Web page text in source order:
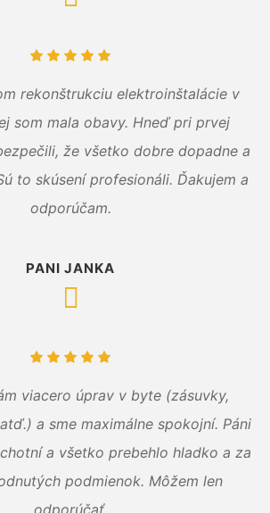
rekonštrukciu elektroinštalácie v
som mala obavy. Hneď pri prvej
že všetko dobre dopadne a
to skúsení profesionáli. Ďakujem a
odporúčam.
PANI JANKA
viacero úprav v byte (zásuvky,
a sme maximálne spokojní. Páni
a všetko prebehlo hladko a za
podmienok. Môžem len
odporúčať.